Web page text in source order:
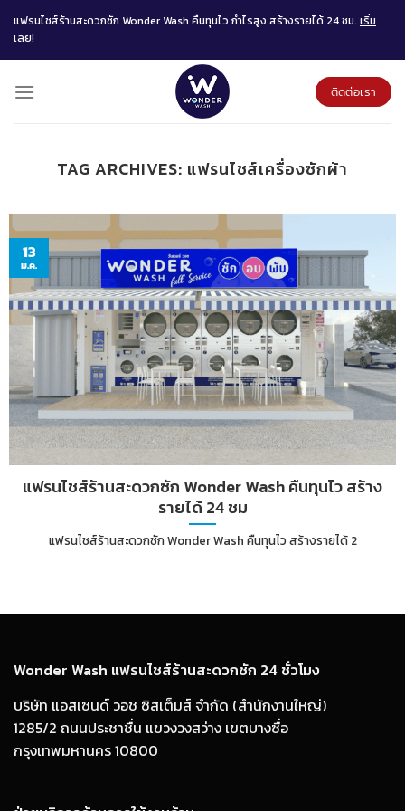
content
แฟรนไชส์ร้านสะดวกซัก Wonder Wash คืนทุนไว กำไรสูง สร้างรายได้ 24 ชม. เริ่ม
เลย!
ติดต่อเรา
TAG ARCHIVES: แฟรนไชส์เครื่องซักผ้า
แฟรนไชส์ร้านสะดวกซัก Wonder Wash คืนทุนไว สร้าง
รายได้ 24 ชม
แฟรนไชส์ร้านสะดวกซัก Wonder Wash คืนทุนไว สร้างรายได้ 2
13
ม.ค.
Wonder Wash แฟรนไชส์ร้านสะดวกซัก 24 ชั่วโมง
บริษัท แอสเซนด์ วอช ซิสเต็มส์ จำกัด (สำนักงานใหญ่)
1285/2 ถนนประชาชื่น แขวงวงสว่าง เขตบางซื่อ
กรุงเทพมหานคร 10800